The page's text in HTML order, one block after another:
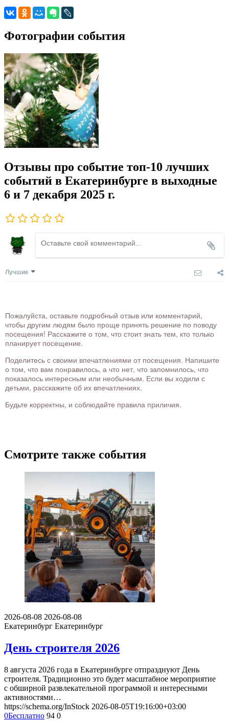
Фотографии события
Отзывы про событие топ-10 лучших
событий в Екатеринбурге в выходные
6 и 7 декабря 2025 г.
Лучшие
Пожалуйста, оставьте подробный отзыв или комментарий,
чтобы другим людям было проще принять решение по поводу
посещения! Расскажите о том, что стоит знать тем, кто только
планирует посещение.
Поделитесь с своими впечатлениями от посещения. Напишите
о том, что вам понравилось, а что нет, что запомнилось, что
показалось интересным или необычным. Если вы ходили с
детьми, расскажите об их впечатлениях.
Будьте корректны, и соблюдайте правила приличия.
Смотрите также события
2026-08-08 2026-08-08
Екатеринбург Екатеринбург
День строителя 2026
8 августа 2026 года в Екатеринбурге отпразднуют День
строителя. Традиционно это будет масштабное мероприятие
с обширной развлекательной программой и интересными
активностями…
https://schema.org/InStock 2026-08-05T19:16:00+03:00
0Бесплатно 94 0